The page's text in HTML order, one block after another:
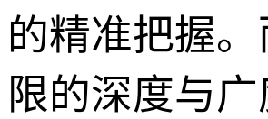
的精准把握
限的深度与广